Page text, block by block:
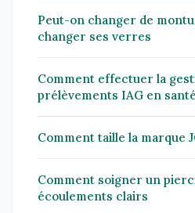
Peut-on changer de
changer ses verres
Comment effectuer la
prélèvements IAG en santé
Comment taille la marque
Comment soigner un
écoulements clairs